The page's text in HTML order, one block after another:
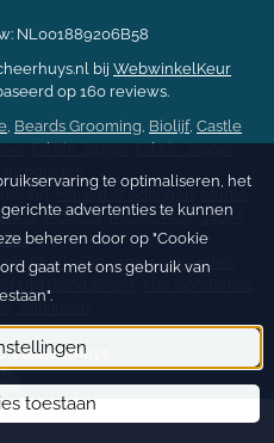
NL001889206B58
bij WebwinkelKeur
op 160 reviews.
Beards Grooming Biolijf, Castle
,Edwin Jagger,Edwin Jagger
Herold of Solingen Mühle
, Mondial,Musgo Real, NOM
,
, Shark,Sint James of London
,Wilkinson
't Scheerhuys
te optimaliseren, het
advertenties te kunnen
beheren door op "Cookie
gaat met ons gebruik van
toestaan